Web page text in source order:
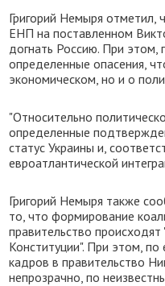
Григорий Немыря отметил,
ЕНП на поставленном
догнать Россию. При этом,
определенные опасения,
экономическом, но и о
"Относительно
определенные
статус Украины и,
евроатлантической
Григорий Немыря также
то, что формирование
правительство происходят
Конституции". При этом,
кадров в правительство
непрозрачно, по